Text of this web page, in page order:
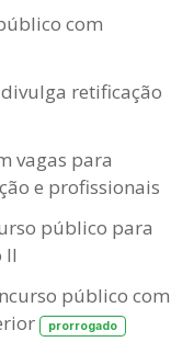
com
divulga retificação
vagas para
e profissionais
público para
II
público com
prorrogado